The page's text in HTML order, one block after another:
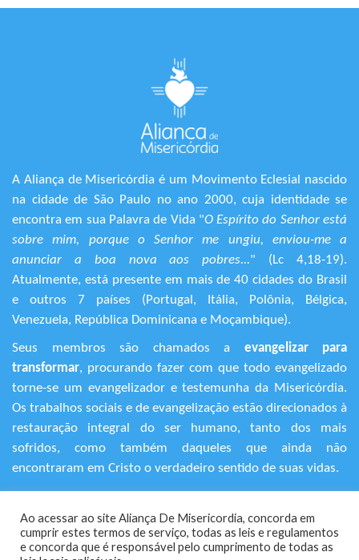
A Aliança de Misericórdia é um Movimento Eclesial nascido
na cidade de São Paulo no ano 2000, cuja identidade se
encontra em sua Palavra de Vida "O Espírito do Senhor está
sobre mim, porque o Senhor me ungiu, enviou-me a
anunciar a boa nova aos pobres..." (Lc 4,18-19).
Atualmente, está presente em mais de 40 cidades do Brasil
e outros 7 países (Portugal, Itália, Polônia, Bélgica,
Venezuela, República Dominicana e Moçambique).
Seus membros são chamados a evangelizar para
transformar, procurando fazer com que todo evangelizado
torne-se um evangelizador e testemunha da Misericórdia.
Os trabalhos sociais e de evangelização estão direcionados à
restauração integral do ser humano, tanto dos mais
sofridos, como também daqueles que ainda não
encontraram em Cristo o verdadeiro sentido de suas vidas.
Rua Avanhandava, 616 – Bela Vista
São Paulo/SP - CEP 01306-000
Ao acessar ao site Aliança De Misericordia, concorda em
cumprir estes termos de serviço, todas as leis e regulamentos
​e concorda que é responsável pelo cumprimento de todas as